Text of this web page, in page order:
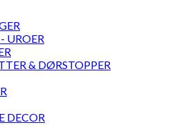
UROER
& DØRSTOPPER
DECOR